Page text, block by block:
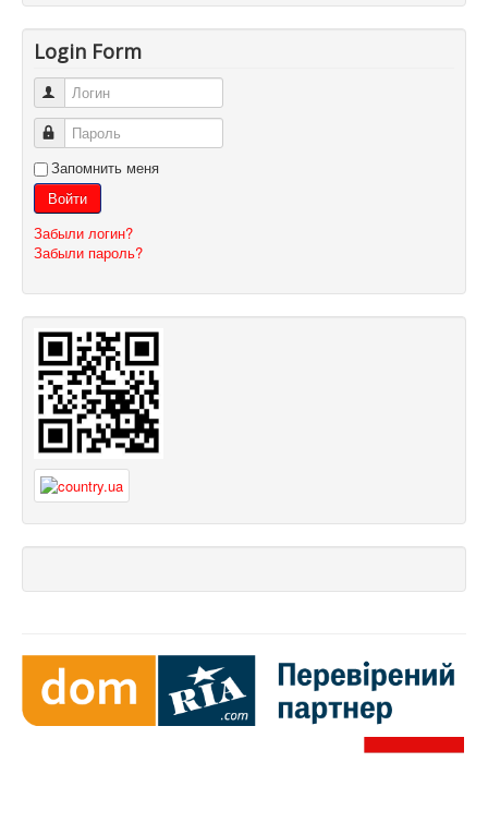
Login Form
Логин
Пароль
Запомнить меня
Войти
Забыли логин?
Забыли пароль?